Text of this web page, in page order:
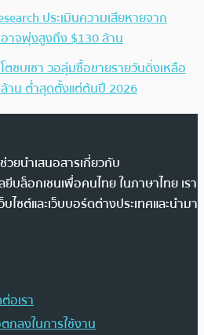
ประเมินความเสียหายจาก
าจพุ่งสูงถึง $130 ล้าน
ซบเซา วอลุ่มซื้อขายรายวันดิ่งเหลือ
าน ต่ำสุดตั้งแต่ต้นปี 2026
ยนำเสนอสารเกี่ยวกับ
บล็อกเชนเพื่อคนไทย ในภาษาไทย เรา
ซต์และเว็บบอร์ดต่างประเทศและนำมา
อเรา
กลงในการใช้งาน